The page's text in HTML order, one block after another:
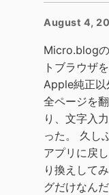
August 4,
Micro.blog
トブラウザ
Apple純正以
全ページを
り、文字入
った。 久し
アプリに戻
り換えして
グだけなんだ